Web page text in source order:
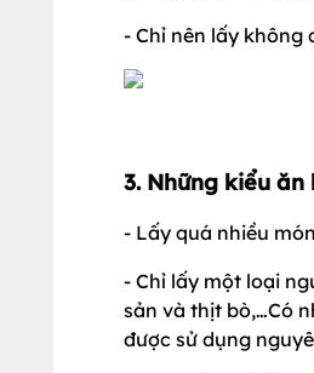
- Chỉ nên lấy không
3. Những kiểu
- Lấy quá nhiều
- Chỉ lấy một loại
sản và thịt bò,…Có
được sử dụng